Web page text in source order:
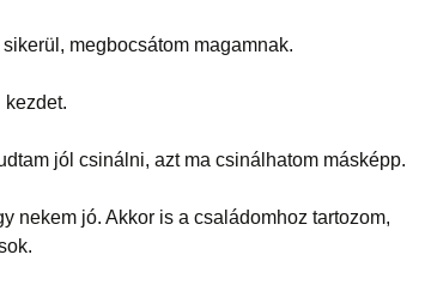
megbocsátom magamnak.
jól csinálni, azt ma csinálhatom másképp.
nekem jó. Akkor is a családomhoz tartozom,